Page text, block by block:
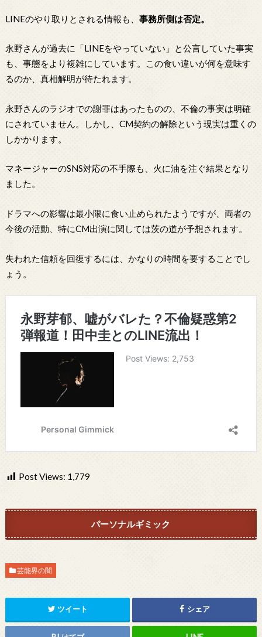
LINEのやり取りとされる情報も、 事務所側は否定。
永野さんが過去に「LINEをやっていない」と公言していた事実
も、事態をより複雑にしています。この食い違いが何を意味す
るのか、真相解明が待たれます。
永野さんのラジオでの謝罪はあったものの、不倫の事実は明確
にされていません。しかし、CM契約の解除という現実は重くの
しかかります。
マネージャーのSNS対応の不手際も、火に油を注ぐ結果となり
ました。
ドラマへの影響は最小限に食い止められたようですが、両者の
今後の活動、特にCM出演に関しては茨の道が予想されます。
失われた信頼を回復するには、かなりの時間を要することでし
ょう。
Post Views: 1,779
パーソナルギミック
芸能界の闇
ツイート シェア